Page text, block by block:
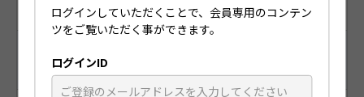
1259702Q1026
ログインしていただくことで、会員専用のコンテン
ツをご覧いただく事ができます。
ログインID